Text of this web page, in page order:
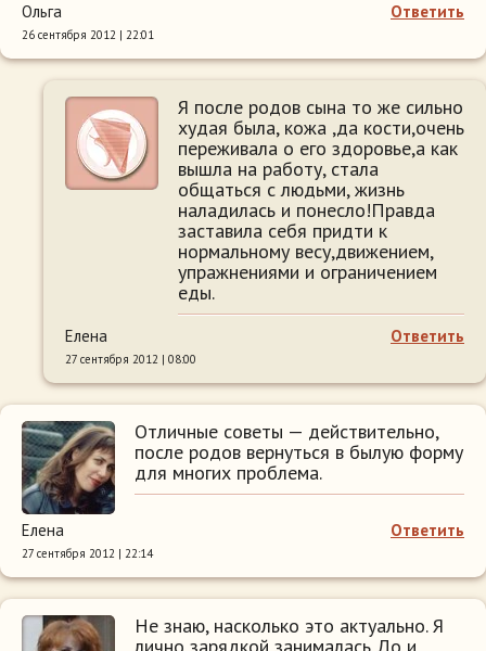
Ответить
Ольга
26 сентября 2012 | 22:01
Я после родов сына то же сильно
худая была, кожа ,да кости,очень
переживала о его здоровье,а как
вышла на работу, стала
общаться с людьми, жизнь
наладилась и понесло!Правда
заставила себя придти к
нормальному весу,движением,
упражнениями и ограничением
еды.
Ответить
Елена
27 сентября 2012 | 08:00
Отличные советы — действительно,
после родов вернуться в былую форму
для многих проблема.
Ответить
Елена
27 сентября 2012 | 22:14
Не знаю, насколько это актуально. Я